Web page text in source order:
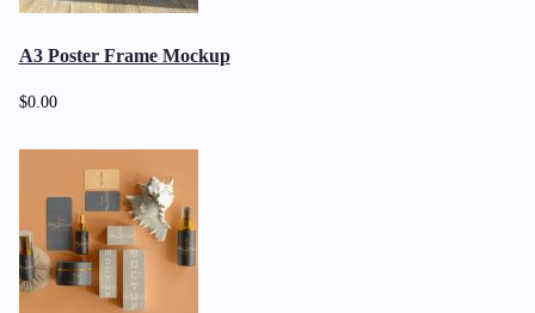
A3 Poster Frame Mockup
$0.00